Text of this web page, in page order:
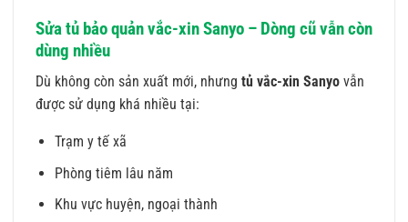
Sửa tủ bảo quản vắc-xin Sanyo – Dòng cũ vẫn còn
dùng nhiều
Dù không còn sản xuất mới, nhưng tủ vắc-xin Sanyo vẫn
được sử dụng khá nhiều tại:
Trạm y tế xã
Phòng tiêm lâu năm
Khu vực huyện, ngoại thành